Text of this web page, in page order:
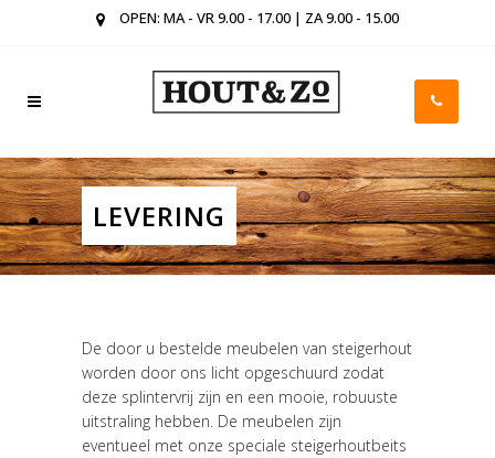
OPEN: MA - VR 9.00 - 17.00 | ZA 9.00 - 15.00
LEVERING
De door u bestelde meubelen van steigerhout
worden door ons licht opgeschuurd zodat
deze splintervrij zijn en een mooie, robuuste
uitstraling hebben. De meubelen zijn
eventueel met onze speciale steigerhoutbeits